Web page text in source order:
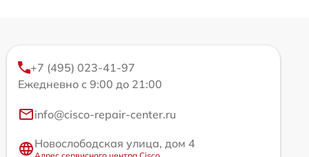
+7 (495) 023-41-97
Ежедневно с 9:00 до 21:00
info@cisco-repair-center.ru
Новослободская улица, дом 4